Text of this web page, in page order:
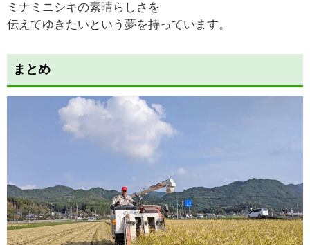
ミナミニシキの素晴らしさを
伝えてゆきたいという夢を持っています。
まとめ